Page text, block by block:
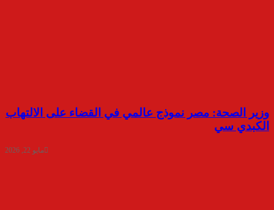
وزير الصحة: مصر نموذج عالمي في القضاء على الالتهاب
الكبدي سي
مايو 22, 2026